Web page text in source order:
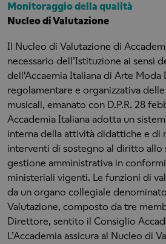
Monitoraggio della qualità
Nucleo di Valutazione
Il Nucleo di Valutazione di
necessario dell’Istituzione ai sensi
dell'Accaemia Italiana di Arte Moda
regolamentare e organizzativa
musicali, emanato con D.P.R. 28
Accademia Italiana adotta un
interna della attività didattiche e di
interventi di sostegno al diritto allo
gestione amministrativa in
ministeriali vigenti. Le funzioni di
da un organo collegiale
Valutazione, composto da tre
Direttore, sentito il Consiglio
L’Accademia assicura al Nucleo di